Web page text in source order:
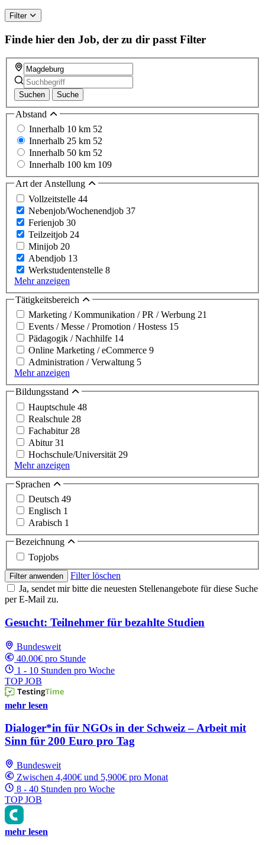
Filter
Finde hier den Job, der zu dir passt Filter
Suchen Suche
Abstand
Innerhalb 10 km 52
Innerhalb 25 km 52
Innerhalb 50 km 52
Innerhalb 100 km 109
Art der Anstellung
Vollzeitstelle 44
Nebenjob/Wochenendjob 37
Ferienjob 30
Teilzeitjob 24
Minijob 20
Abendjob 13
Werkstudentenstelle 8
Mehr anzeigen
Tätigkeitsbereich
Marketing / Kommunikation / PR / Werbung 21
Events / Messe / Promotion / Hostess 15
Pädagogik / Nachhilfe 14
Online Marketing / eCommerce 9
Administration / Verwaltung 5
Mehr anzeigen
Bildungsstand
Hauptschule 48
Realschule 28
Fachabitur 28
Abitur31
Hochschule/Universität 29
Mehr anzeigen
Sprachen
Deutsch 49
Englisch 1
Arabisch 1
Bezeichnung
Topjobs
Filter anwenden
Filter löschen
Ja, sendet mir bitte die neuesten Stellenangebote für diese Suche
per E-Mail zu.
Gesucht: Teilnehmer für bezahlte Studien
Bundesweit
40.00€ pro Stunde
1 - 10 Stunden pro Woche
TOP JOB
mehr lesen
Dialoger*in für NGOs in der Schweiz – Arbeit mit
Sinn für 200 Euro pro Tag
Bundesweit
Zwischen 4,400€ und 5,900€ pro Monat
8 - 40 Stunden pro Woche
TOP JOB
mehr lesen